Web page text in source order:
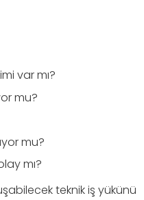
var mı?
mu?
mu?
mı?
teknik iş yükünü